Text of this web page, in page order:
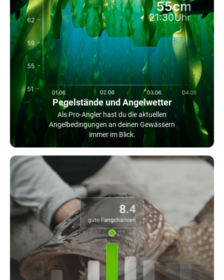
Pegelstände und Angelwetter
Als Pro-Angler hast du die aktuellen
Angelbedingungen an deinen Gewässern
immer im Blick.